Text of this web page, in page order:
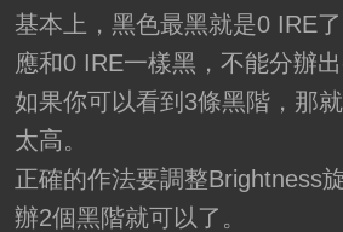
基本上，黑色最黑就是0 IRE
應和0 IRE一樣黑，不能分辦出
如果你可以看到3條黑階，那
太高。
正確的作法要調整Brightness
辦2個黑階就可以了。